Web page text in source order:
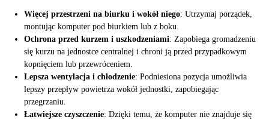
Więcej przestrzeni na biurku i wokół niego: Utrzymaj porządek,
montując komputer pod biurkiem lub z boku.
Ochrona przed kurzem i uszkodzeniami: Zapobiega gromadzeniu
się kurzu na jednostce centralnej i chroni ją przed przypadkowym
kopnięciem lub przewróceniem.
Lepsza wentylacja i chłodzenie: Podniesiona pozycja umożliwia
lepszy przepływ powietrza wokół jednostki, zapobiegając
przegrzaniu.
Łatwiejsze czyszczenie: Dzięki temu, że komputer nie znajduje się